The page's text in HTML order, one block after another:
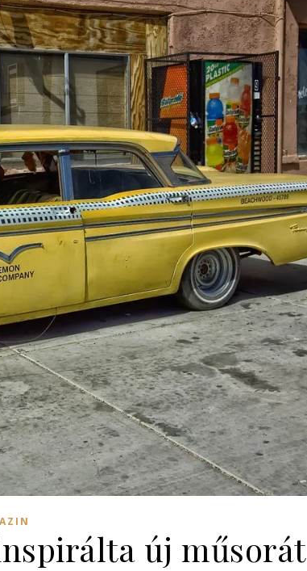
új műsorát